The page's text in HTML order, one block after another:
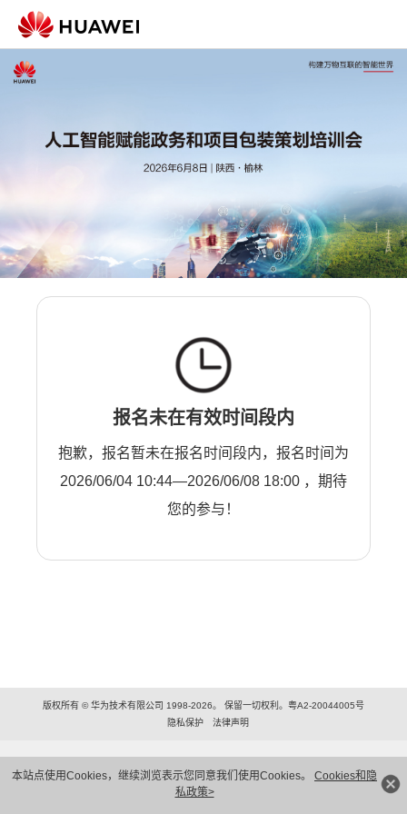
本站点使用Cookies，继续浏览表示您同意我们使用Cookies。 Cookies和隐
私政策>
报名未在有效时间段内
抱歉，报名暂未在报名时间段内，报名时间为
2026/06/04 10:44—2026/06/08 18:00 ，期待
您的参与！
版权所有 © 华为技术有限公司 1998-2026。 保留一切权利。粤A2-20044005号
隐私保护
法律声明